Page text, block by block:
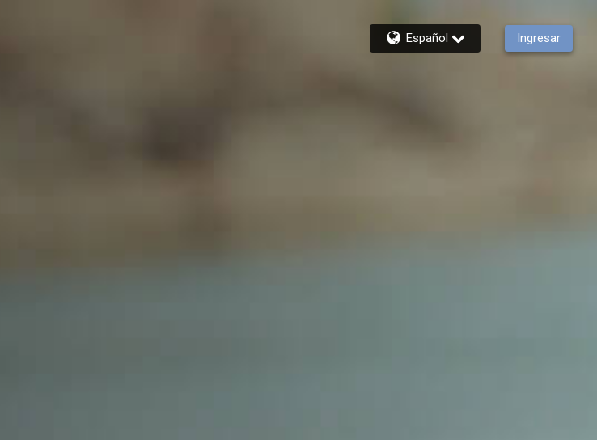
Español Ingresar